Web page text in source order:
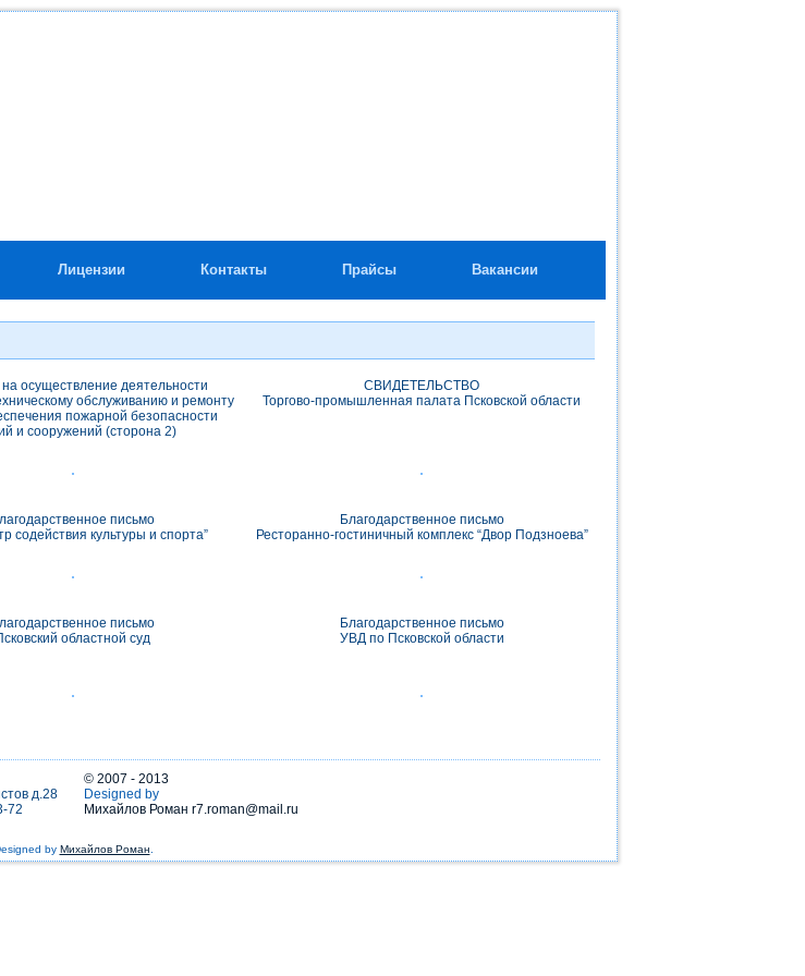
Лицензии Контакты Прайсы Вакансии
осуществление деятельности
обслуживанию и ремонту
пожарной безопасности
и сооружений (сторона 2)
СВИДЕТЕЛЬСТВО
Торгово-промышленная палата Псковской области
письмо
содействия культуры и спорта”
Благодарственное письмо
Ресторанно-гостиничный комплекс “Двор Подзноева”
письмо
областной суд
Благодарственное письмо
УВД по Псковской области
д.28
72
© 2007 - 2013
Designed by
Михайлов Роман r7.roman@mail.ru
by Михайлов Роман